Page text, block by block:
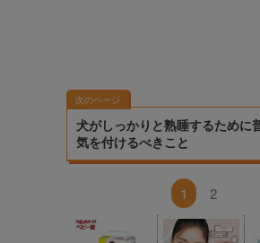
次のページ
犬がしっかりと熟睡するために
気を付けるべきこと
1 2